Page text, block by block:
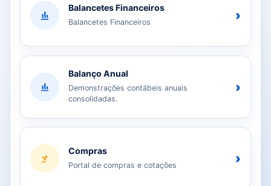
Balancetes Financeiros
Balancetes Financeiros ›
Balanço Anual
Demonstrações contábeis anuais
consolidadas.
›
Compras
Portal de compras e cotações ›